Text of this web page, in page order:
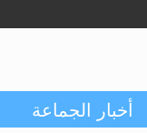
أخبار الجماعة